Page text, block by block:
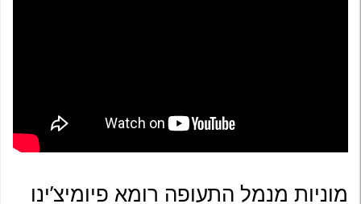
מוניות מנמל התעופה רומא פיומיצ’ינו